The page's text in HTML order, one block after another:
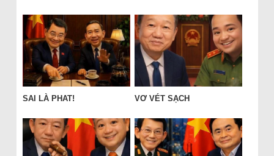
SAI LÀ PHAT! VƠ VÉT SẠCH